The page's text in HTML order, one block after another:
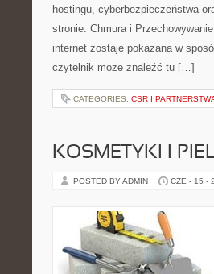
hostingu, cyberbezpieczeństwa
stronie: Chmura i
internet zostaje pokazana w
czytelnik może znaleźć tu […]
CATEGORIES: CSR I
KOSMETYKI I
POSTED BY ADMIN CZE - 15 -